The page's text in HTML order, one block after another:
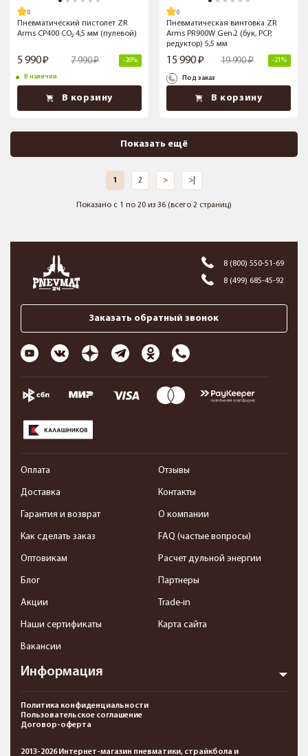
Пневматический пистолет ZR
Arms CP400 CO₂ 4,5 мм (пулевой)
5 990 7 990 -26%
В наличии
В корзину
Пневматическая винтовка ZR
Arms PR900W Gen.2 (бук, PCP,
редуктор) 5,5 мм
15 990 19 990 -21%
Под заказ
В корзину
Показать ещё
1 2 > >|
Показано с 1 по 20 из 36 (всего 2 страниц)
8 (800) 550-51-69
8 (499) 685-45-92
Заказать обратный звонок
Информация
Оплата
Доставка
Гарантия и возврат
Как сделать заказ
Оптовикам
Блог
Акции
Наши сертификаты
Вакансии
Отзывы
Контакты
О компании
FAQ (частые вопросы)
Расчет дульной энергии
Партнеры
Trade-in
Карта сайта
Политика конфиденциальности
Пользовательское соглашение
Договор-оферта
2013-2026 Интернет-магазин пневматики, страйкбола и